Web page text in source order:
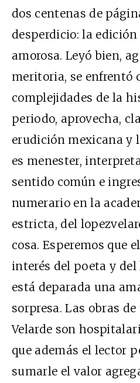
dos centenas de
desperdicio: la
amorosa. Leyó bien,
meritoria, se enfrentó
complejidades de la
periodo, aprovecha,
erudición mexicana y
es menester,
sentido común e
numerario en la
estricta, del
cosa. Esperemos que
interés del poeta y del
está deparada una
sorpresa. Las obras
Velarde son
que además el lector
sumarle el valor